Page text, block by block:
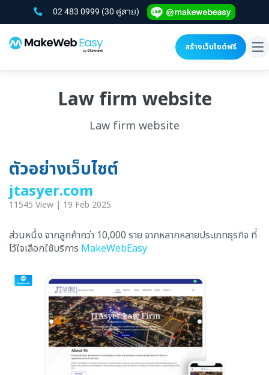
02 483 0999 (30 คู่สาย)
สร้างเว็บไซต์ฟรี
Law firm website
Law firm website
ตัวอย่างเว็บไซต์
jtasyer.com
11545 View | 19 Feb 2025
ส่วนหนึ่ง จากลูกค้ากว่า 10,000 ราย จากหลากหลายประเภทธุรกิจ ที่
ไว้ใจเลือกใช้บริการ MakeWebEasy